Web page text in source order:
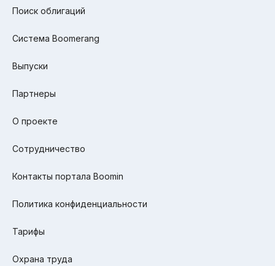
Поиск облигаций
Система Boomerang
Выпуски
Партнеры
О проекте
Сотрудничество
Контакты портала Boomin
Политика конфиденциальности
Тарифы
Охрана труда